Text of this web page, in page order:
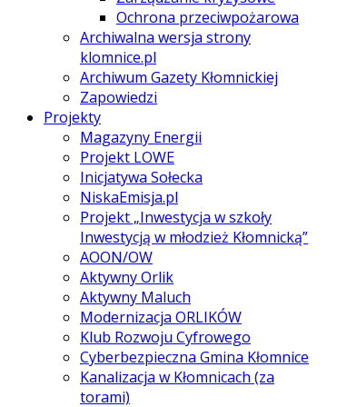
Ochrona przeciwpożarowa
Archiwalna wersja strony
klomnice.pl
Archiwum Gazety Kłomnickiej
Zapowiedzi
Projekty
Magazyny Energii
Projekt LOWE
Inicjatywa Sołecka
NiskaEmisja.pl
Projekt „Inwestycja w szkoły
Inwestycją w młodzież Kłomnicką”
AOON/OW
Aktywny Orlik
Aktywny Maluch
Modernizacja ORLIKÓW
Klub Rozwoju Cyfrowego
Cyberbezpieczna Gmina Kłomnice
Kanalizacja w Kłomnicach (za
torami)